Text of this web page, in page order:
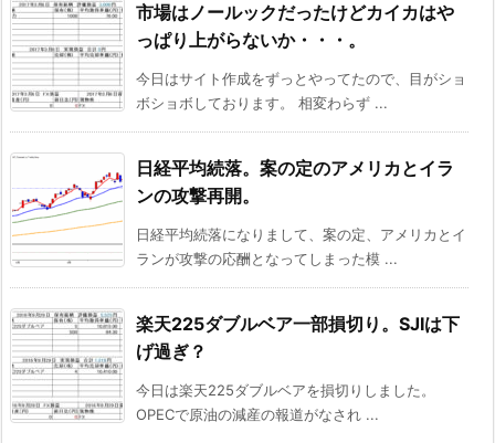
市場はノールックだったけどカイカはや
っぱり上がらないか・・・。
今日はサイト作成をずっとやってたので、目がショ
ボショボしております。 相変わらず ...
日経平均続落。案の定のアメリカとイラ
ンの攻撃再開。
日経平均続落になりまして、案の定、アメリカとイ
ランが攻撃の応酬となってしまった模 ...
楽天225ダブルベア一部損切り。SJIは下
げ過ぎ？
今日は楽天225ダブルベアを損切りしました。
OPECで原油の減産の報道がなされ ...